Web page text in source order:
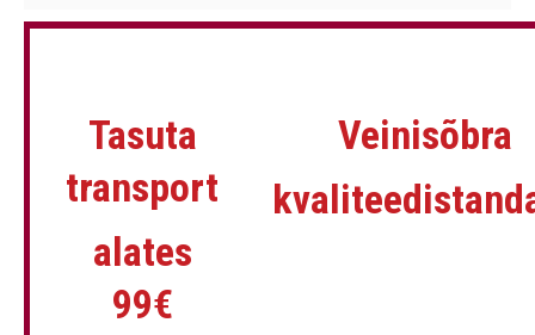
Tasuta
transport
alates
99€
Veinisõbra